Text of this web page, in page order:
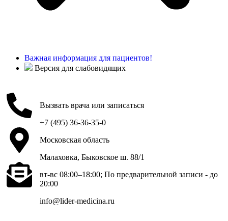
Важная информация для пациентов!
Версия для слабовидящих
Вызвать врача или записаться
+7 (495) 36-36-35-0
Московская область
Малаховка, Быковское ш. 88/1
вт-вс 08:00–18:00; По предварительной записи - до
20:00
info@lider-medicina.ru